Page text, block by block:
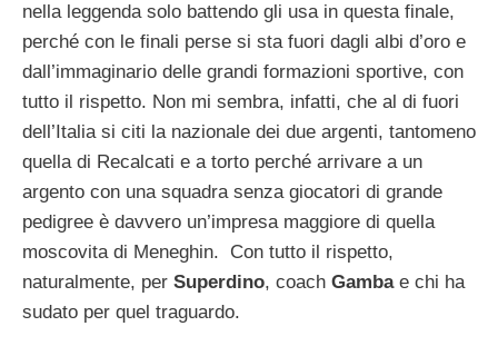
nella leggenda solo battendo gli usa in questa finale,
perché con le finali perse si sta fuori dagli albi d’oro e
dall’immaginario delle grandi formazioni sportive, con
tutto il rispetto. Non mi sembra, infatti, che al di fuori
dell’Italia si citi la nazionale dei due argenti, tantomeno
quella di Recalcati e a torto perché arrivare a un
argento con una squadra senza giocatori di grande
pedigree è davvero un’impresa maggiore di quella
moscovita di Meneghin. Con tutto il rispetto,
naturalmente, per Superdino, coach Gambae chi ha
sudato per quel traguardo.